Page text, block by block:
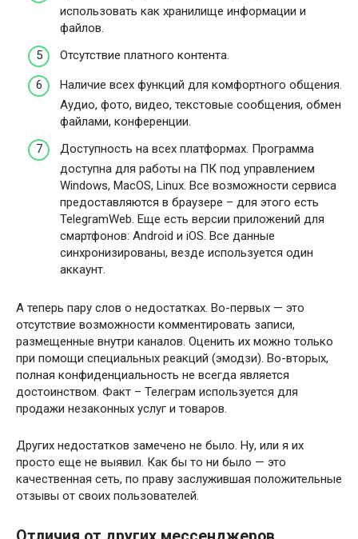
использовать как хранилище информации и
файлов.
Отсутствие платного контента.
Наличие всех функций для комфортного общения.
Аудио, фото, видео, текстовые сообщения, обмен
файлами, конференции.
Доступность на всех платформах. Программа
доступна для работы на ПК под управлением
Windows, MacOS, Linux. Все возможности сервиса
предоставляются в браузере – для этого есть
TelegramWeb. Еще есть версии приложений для
смартфонов: Android и iOS. Все данные
синхронизированы, везде используется один
аккаунт.
А теперь пару слов о недостатках. Во-первых — это
отсутствие возможности комментировать записи,
размещенные внутри каналов. Оценить их можно только
при помощи специальных реакций (эмодзи). Во-вторых,
полная конфиденциальность не всегда является
достоинством. Факт – Телеграм используется для
продажи незаконных услуг и товаров.
Других недостатков замечено не было. Ну, или я их
просто еще не выявил. Как бы то ни было — это
качественная сеть, по праву заслужившая положительные
отзывы от своих пользователей.